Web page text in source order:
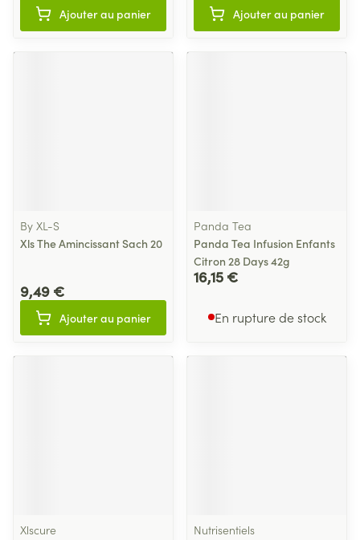
Ajouter au panier Ajouter au panier
By XL-S
Xls The Amincissant Sach 20
9,49 €
Ajouter au panier
Panda Tea
Panda Tea Infusion Enfants
Citron 28 Days 42g
16,15 €
En rupture de stock
Xlscure
Nutrisentiels